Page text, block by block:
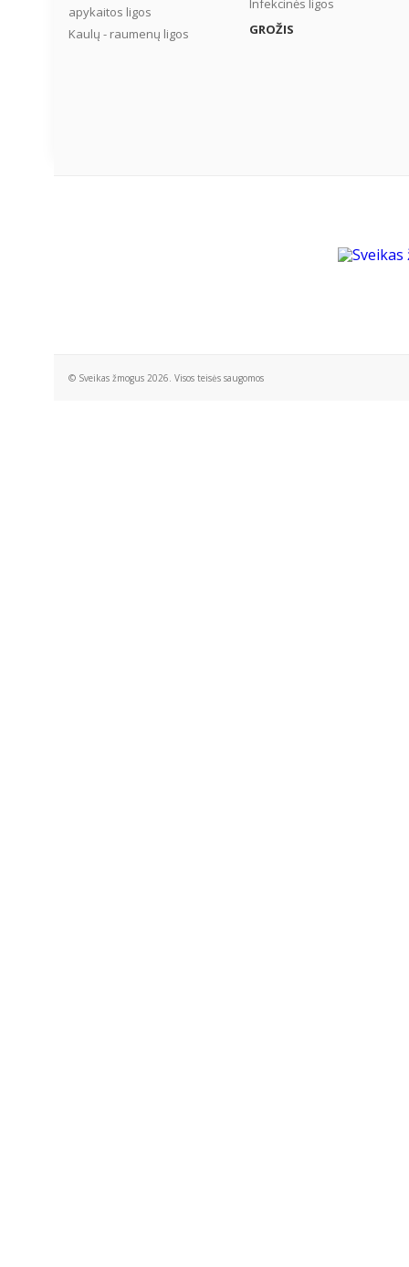
apykaitos ligos
Kaulų - raumenų ligos
Infekcinės ligos
GROŽIS
© Sveikas žmogus 2026. Visos teisės saugomos